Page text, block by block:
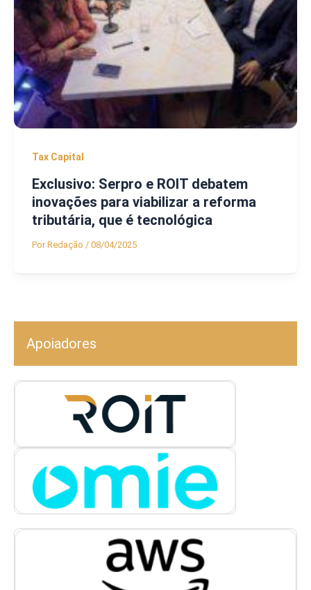
Tax Capital
Exclusivo: Serpro e ROIT debatem
inovações para viabilizar a reforma
tributária, que é tecnológica
PorRedação / 08/04/2025
Apoiadores